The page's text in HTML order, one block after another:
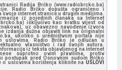
Radija Brčko (www.radiobrcko.ba)
Radio Brčko dopušta ograničeno i
internet stranice u drugim medijima.
iz pojedinih članaka sa Internet
isključivo kao kratku vijest od
uz obavezno navođenje izvora
izdanja dužna objaviti link na originalni
ukoliko s uredništvom portala nije
uslovima. Radio Brčko je odlučan u
vlasništvo i rad svojih autora.
iz teksta objavljenog na internet
suprotno ovim pravilima, protiv
postupak pred Osnovnim sudom Brčko
uslovima korištenja kliknite na USLOVI